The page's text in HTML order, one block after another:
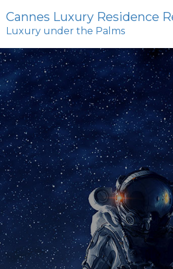
Cannes Luxury Residence
Luxury under the Palms